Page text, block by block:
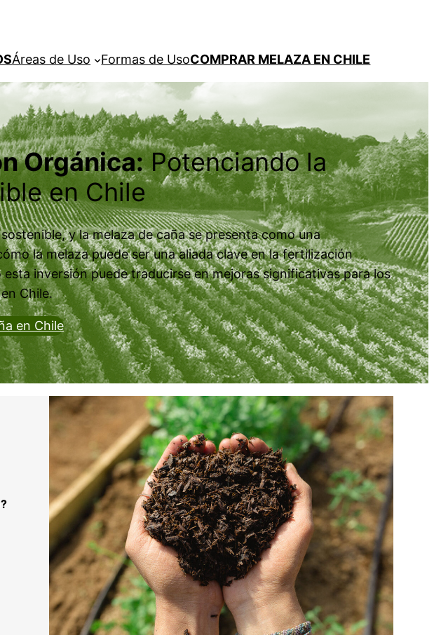
Áreas de Uso Formas de UsoCOMPRAR MELAZA EN CHILE
Orgánica:Potenciando la
en Chile
y la melaza de caña se presenta como una
la melaza puede ser una aliada clave en la fertilización
inversión puede traducirse en mejoras significativas para los
Chile.
en Chile